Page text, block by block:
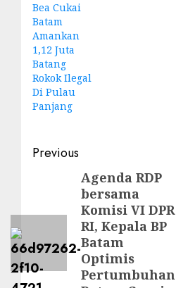
Bea Cukai
Batam
Amankan
1,12 Juta
Batang
Rokok Ilegal
Di Pulau
Panjang
Post
navigation
Previous
PreviousAgenda RDP
bersama
Komisi VI DPR
RI, Kepala BP
Batam
Optimis
Pertumbuhan